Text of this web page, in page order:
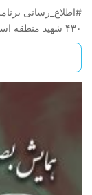
#اطلاع_رسانی
۴۳۰ شهید منطقه اسلام‌آباد ? دوشنبه ۲۱ بهمن ۹۸ – بعد…